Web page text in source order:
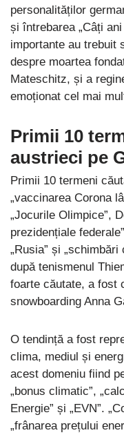
personalităților
și întrebarea „Câți
importante au trebuit
despre moartea
Mateschitz, și a
emoționat cel mai
Primii 10
austrieci pe
Primii 10 termeni
„vaccinarea Corona
„Jocurile Olimpice”,
prezidențiale
„Rusia” și
după tenismenul
foarte căutate, a fost
snowboarding Anna
O tendință a fost
clima, mediul și
acest domeniu fiind
„bonus climatic”,
Energie” și „EVN”.
„frânarea prețului